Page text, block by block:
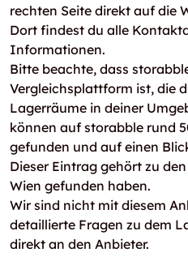
rechten Seite direkt auf die
Dort findest du alle
Informationen.
Bitte beachte, dass
Vergleichsplattform ist, die
Lagerräume in deiner
können auf storabble rund
gefunden und auf einen
Dieser Eintrag gehört zu
Wien gefunden haben.
Wir sind nicht mit diesem
detaillierte Fragen zu dem
direkt an den Anbieter.